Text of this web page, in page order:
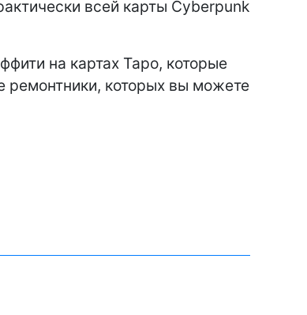
всей карты Cyberpunk
на картах Таро, которые
ремонтники, которых вы можете